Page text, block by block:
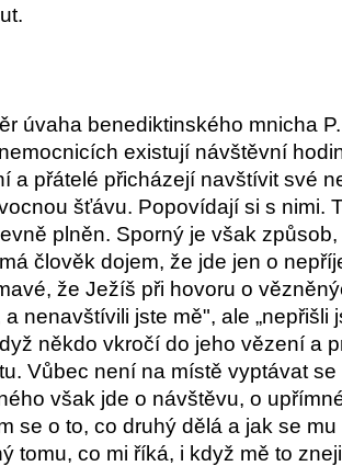
úvaha benediktinského mnicha
existují návštěvní
a přátelé přicházejí navštívit své
šťávu. Popovídají si s nimi.
plněn. Sporný je však
člověk dojem, že jde jen o
že Ježíš při hovoru o
nenavštívili jste mě", ale „nepřišli
někdo vkročí do jeho vězení a
Vůbec není na místě vyptávat
však jde o návštěvu, o
se o to, co druhý dělá a jak se
tomu, co mi říká, i když mě to